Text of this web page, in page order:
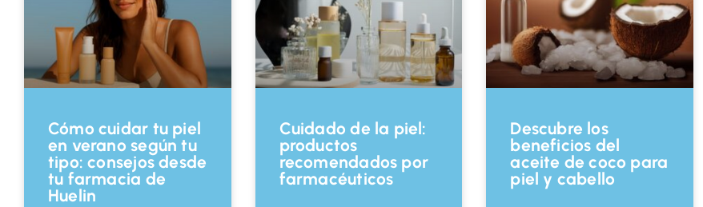
Cómo cuidar tu piel
en verano según tu
tipo: consejos desde
tu farmacia de
Huelin
Cuidado de la piel:
productos
recomendados por
farmacéuticos
Descubre los
beneficios del
aceite de coco para
piel y cabello